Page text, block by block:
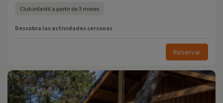
Club infantil a partir de 3 meses
Descubra las actividades cercanas
Reservar